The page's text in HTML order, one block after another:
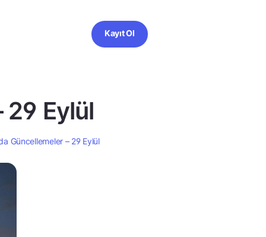
Kayıt Ol
29 Eylül
Güncellemeler – 29 Eylül